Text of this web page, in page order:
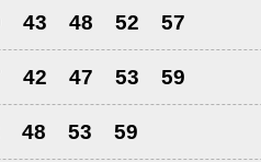
43 48 52 57
42 47 53 59
48 53 59